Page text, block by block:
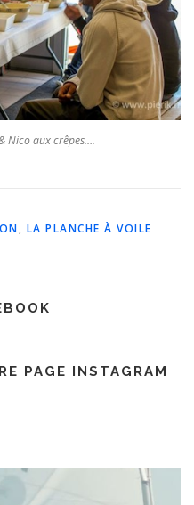
Nico aux crêpes….
, LA PLANCHE À VOILE
PAGE INSTAGRAM